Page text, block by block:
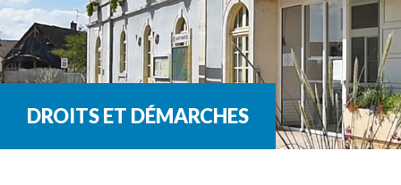
DROITS ET DÉMARCHES